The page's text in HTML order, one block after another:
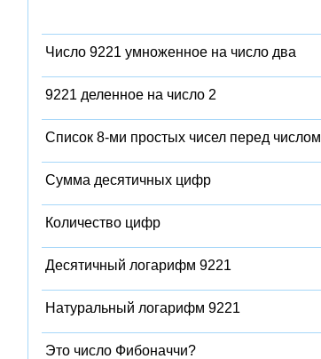
Число 9221 умноженное на число два
9221 деленное на число 2
Список 8-ми простых чисел перед числом
Сумма десятичных цифр
Количество цифр
Десятичный логарифм 9221
Натуральный логарифм 9221
Это число Фибоначчи?